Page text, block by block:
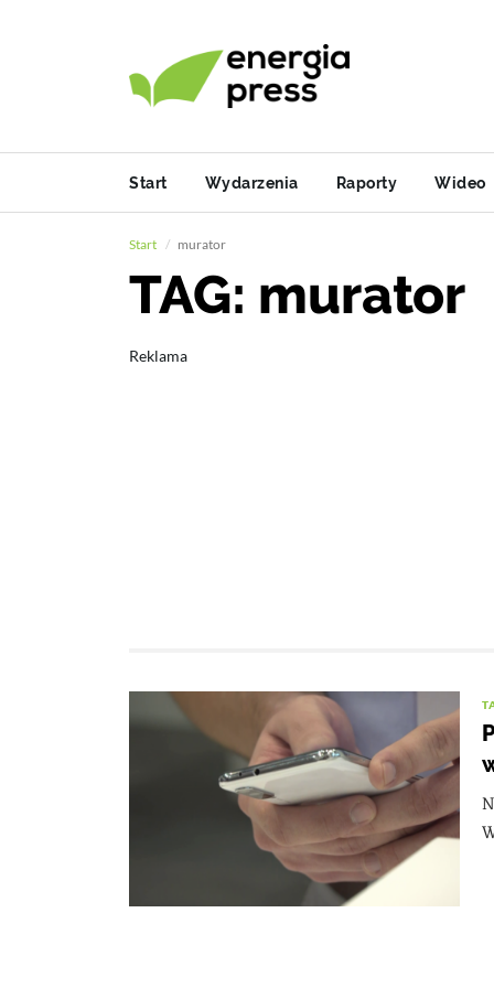
Start Wydarzenia Raporty Wideo
Start murator
TAG: murator
Reklama